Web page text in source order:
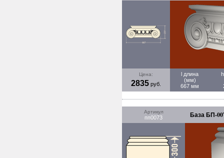
Цена:
2835 руб.
l длина
(мм)
667 мм
Артикул
пп0073 База БП-